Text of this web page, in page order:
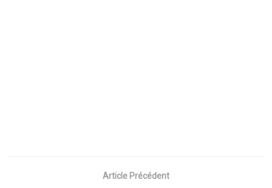
Article Précédent